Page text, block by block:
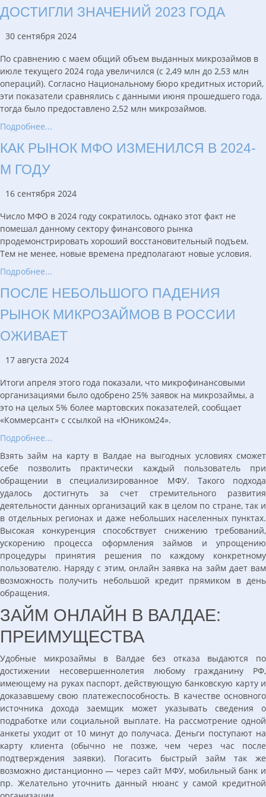
ДОСТИГЛИ ЗНАЧЕНИЙ 2023 ГОДА
30 сентября 2024
По сравнению с маем общий объем выданных микрозаймов в
июле текущего 2024 года увеличился (с 2,49 млн до 2,53 млн
операций). Согласно Национальному бюро кредитных историй,
эти показатели сравнялись с данными июня прошедшего года,
тогда было предоставлено 2,52 млн микрозаймов.
Подробнее...
КАК РЫНОК МФО ИЗМЕНИЛСЯ В 2024-
М ГОДУ
16 сентября 2024
Число МФО в 2024 году сократилось, однако этот факт не
помешал данному сектору финансового рынка
продемонстрировать хороший восстановительный подъем.
Тем не менее, новые времена предполагают новые условия.
Подробнее...
ПОСЛЕ НЕБОЛЬШОГО ПАДЕНИЯ
РЫНОК МИКРОЗАЙМОВ В РОССИИ
ОЖИВАЕТ
17 августа 2024
Итоги апреля этого года показали, что микрофинансовыми
организациями было одобрено 25% заявок на микрозаймы, а
это на целых 5% более мартовских показателей, сообщает
«Коммерсант» с ссылкой на «Юником24».
Подробнее...
Взять займ на карту в Валдае на выгодных условиях сможет
себе позволить практически каждый пользователь при
обращении в специализированное МФУ. Такого подхода
удалось достигнуть за счет стремительного развития
деятельности данных организаций как в целом по стране, так и
в отдельных регионах и даже небольших населенных пунктах.
Высокая конкуренция способствует снижению требований,
ускорению процесса оформления займов и упрощению
процедуры принятия решения по каждому конкретному
пользователю. Наряду с этим, онлайн заявка на займ дает вам
возможность получить небольшой кредит прямиком в день
обращения.
ЗАЙМ ОНЛАЙН В ВАЛДАЕ:
ПРЕИМУЩЕСТВА
Удобные микрозаймы в Валдае без отказа выдаются по
достижении несовершеннолетия любому гражданину РФ,
имеющему на руках паспорт, действующую банковскую карту и
доказавшему свою платежеспособность. В качестве основного
источника дохода заемщик может указывать сведения о
подработке или социальной выплате. На рассмотрение одной
анкеты уходит от 10 минут до получаса. Деньги поступают на
карту клиента (обычно не позже, чем через час после
подтверждения заявки). Погасить быстрый займ так же
возможно дистанционно — через сайт МФУ, мобильный банк и
пр. Желательно уточнить данный нюанс у самой кредитной